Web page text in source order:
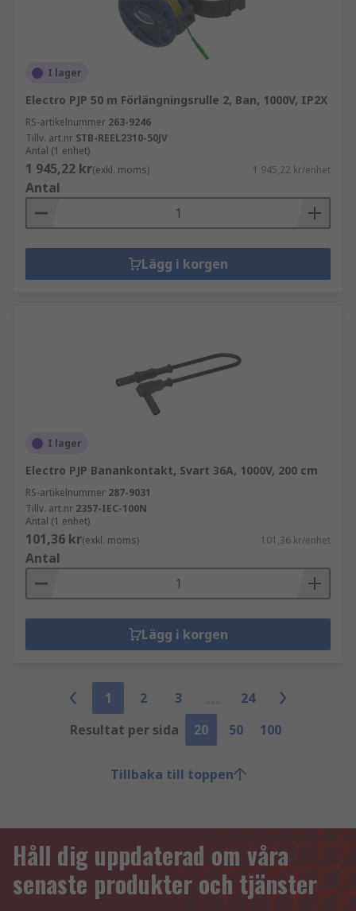
I lager
Electro PJP 50 m Förlängningsrulle 2, Ban, 1000V, IP2X
RS-artikelnummer 263-9246
Tillv. art.nr STB-REEL2310-50JV
Antal (1 enhet)
1 945,22 kr(exkl. moms) 1 945,22 kr/enhet
Antal
Lägg i korgen
I lager
Electro PJP Banankontakt, Svart 36A, 1000V, 200 cm
RS-artikelnummer 287-9031
Tillv. art.nr 2357-IEC-100N
Antal (1 enhet)
101,36 kr(exkl. moms) 101,36 kr/enhet
Antal
Lägg i korgen
1 2 3
24
Resultat per sida
20 50 100
Tillbaka till toppen
Håll dig uppdaterad om våra
senaste produkter och tjänster